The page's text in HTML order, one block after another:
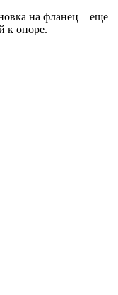
на фланец – еще
к опоре.